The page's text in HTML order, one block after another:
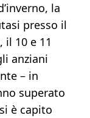
la
presso il
10 e 11
anziani
– in
superato
è capito